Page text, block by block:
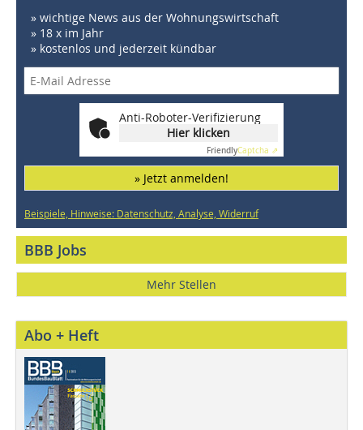
» wichtige News aus der Wohnungswirtschaft
» 18 x im Jahr
» kostenlos und jederzeit kündbar
Anti-Roboter-Verifizierung
Hier klicken
FriendlyCaptcha ⇗
» Jetzt anmelden!
Beispiele, Hinweise: Datenschutz, Analyse, Widerruf
BBB Jobs
Mehr Stellen
Abo + Heft